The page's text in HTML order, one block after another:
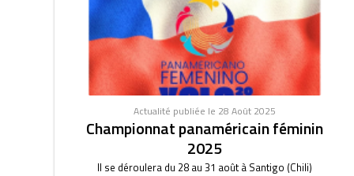
Actualité publiée le 28 Août 2025
Championnat panaméricain féminin
2025
Il se déroulera du 28 au 31 août à Santigo (Chili)